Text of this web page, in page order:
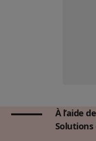
À l’aide